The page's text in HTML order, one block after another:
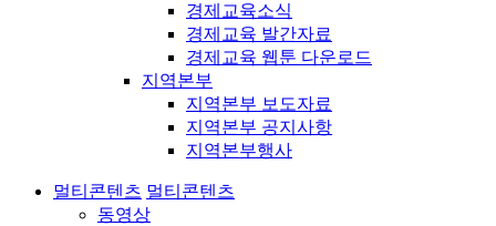
경제교육소식
경제교육 발간자료
경제교육 웹툰 다운로드
지역본부
지역본부 보도자료
지역본부 공지사항
지역본부행사
멀티콘텐츠 멀티콘텐츠
동영상